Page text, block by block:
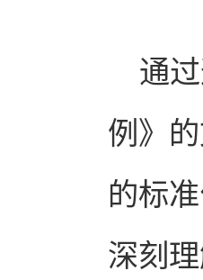
通
例》
的标
深刻